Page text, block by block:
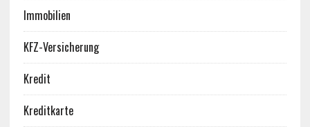
Immobilien
KFZ-Versicherung
Kredit
Kreditkarte